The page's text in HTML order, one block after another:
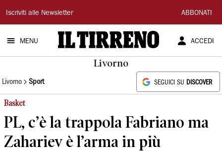
Il
Tirreno
Iscriviti alle Newsletter ABBONATI
MENU ACCEDI
Livorno
Livorno Sport SEGUICI SU DISCOVER
Basket
PL, c’è la trappola Fabriano ma
Zahariev è l’arma in più